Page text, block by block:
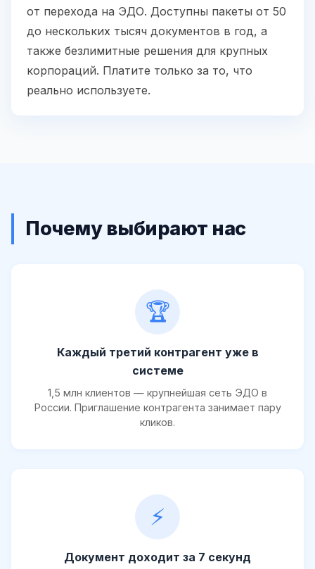
от перехода на ЭДО. Доступны пакеты от 50
до нескольких тысяч документов в год, а
также безлимитные решения для крупных
корпораций. Платите только за то, что
реально используете.
Почему выбирают нас
🏆
Каждый третий контрагент уже в
системе
1,5 млн клиентов — крупнейшая сеть ЭДО в
России. Приглашение контрагента занимает пару
кликов.
⚡
Документ доходит за 7 секунд